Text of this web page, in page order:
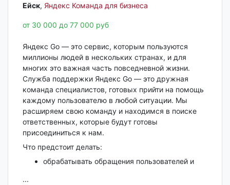
Ейск‎, Яндекс Команда для бизнеса
от 30 000 до 77 000 руб
Яндекс Go — это сервис, которым пользуются
миллионы людей в нескольких странах, и для
многих это важная часть повседневной жизни.
Служба поддержки Яндекс Go — это дружная
команда специалистов, готовых прийти на помощь
каждому пользователю в любой ситуации. Мы
расширяем свою команду и находимся в поиске
ответственных, которые будут готовы
присоединиться к нам.
Что предстоит делать:
обрабатывать обращения пользователей и
...